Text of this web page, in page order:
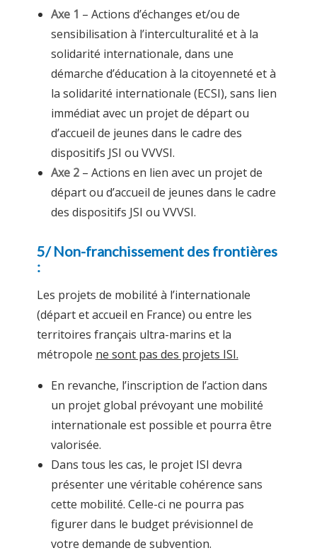
Axe 1 – Actions d’échanges et/ou de
sensibilisation à l’interculturalité et à la
solidarité internationale, dans une
démarche d’éducation à la citoyenneté et à
la solidarité internationale (ECSI), sans lien
immédiat avec un projet de départ ou
d’accueil de jeunes dans le cadre des
dispositifs JSI ou VVVSI.
Axe 2 – Actions en lien avec un projet de
départ ou d’accueil de jeunes dans le cadre
des dispositifs JSI ou VVVSI.
5/ Non-franchissement des frontières
:
Les projets de mobilité à l’internationale
(départ et accueil en France) ou entre les
territoires français ultra-marins et la
métropole ne sont pas des projets ISI.
En revanche, l’inscription de l’action dans
un projet global prévoyant une mobilité
internationale est possible et pourra être
valorisée.
Dans tous les cas, le projet ISI devra
présenter une véritable cohérence sans
cette mobilité. Celle-ci ne pourra pas
figurer dans le budget prévisionnel de
votre demande de subvention.